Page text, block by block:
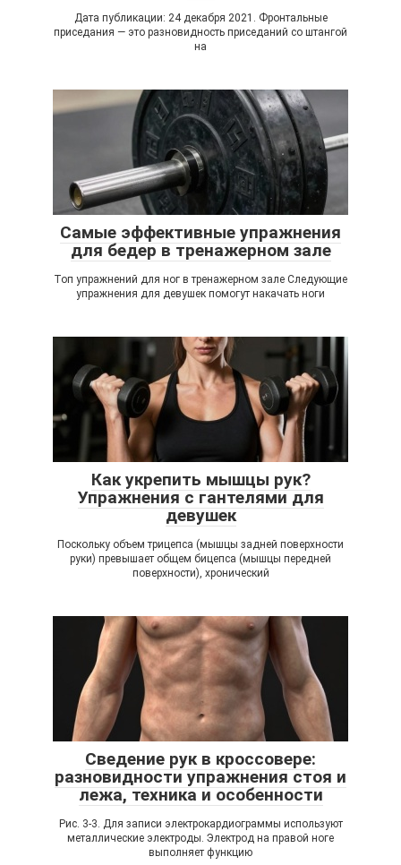
Дата публикации: 24 декабря 2021. Фронтальные
приседания — это разновидность приседаний со штангой
на
Самые эффективные упражнения
для бедер в тренажерном зале
Топ упражнений для ног в тренажерном зале Следующие
упражнения для девушек помогут накачать ноги
Как укрепить мышцы рук?
Упражнения с гантелями для
девушек
Поскольку объем трицепса (мышцы задней поверхности
руки) превышает общем бицепса (мышцы передней
поверхности), хронический
Сведение рук в кроссовере:
разновидности упражнения стоя и
лежа, техника и особенности
Рис. 3-3. Для записи электрокардиограммы используют
металлические электроды. Электрод на правой ноге
выполняет функцию